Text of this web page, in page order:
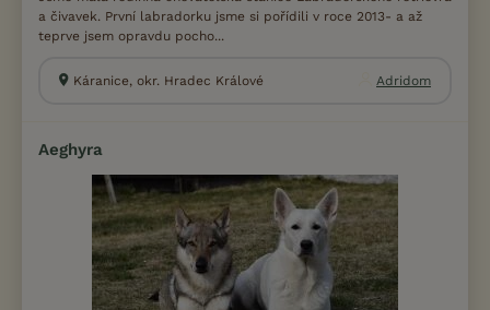
a čivavek. První labradorku jsme si pořídili v roce 2013- a až
teprve jsem opravdu pocho...
Káranice, okr. Hradec Králové Adridom
Aeghyra